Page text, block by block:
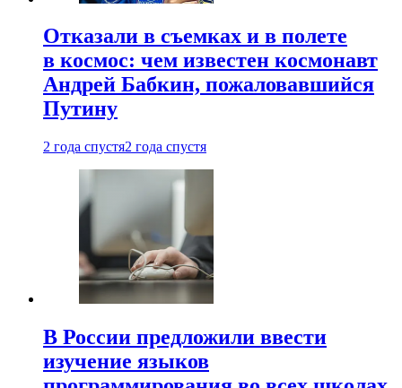
Отказали в съемках и в полете
в космос: чем известен космонавт
Андрей Бабкин, пожаловавшийся
Путину
2 года спустя2 года спустя
В России предложили ввести
изучение языков